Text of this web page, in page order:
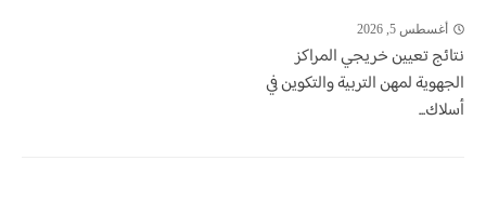
أغسطس 5, 2026
نتائج تعيين خريجي المراكز
الجهوية لمهن التربية والتكوين في
أسلاك...